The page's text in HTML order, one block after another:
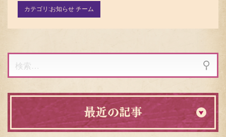
カテゴリ:お知らせ チーム
索:
最近の記事